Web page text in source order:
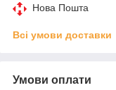
Нова Пошта
Всі умови доставки
Умови оплати